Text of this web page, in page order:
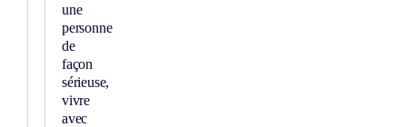
une
personne
de
façon
sérieuse,
vivre
avec